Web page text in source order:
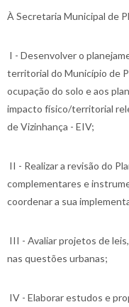
À Secretaria Municipal de
I - Desenvolver o
territorial do Município de
ocupação do solo e aos
impacto físico/territorial
de Vizinhança - EIV;
II - Realizar a revisão do
complementares e
coordenar a sua
III - Avaliar projetos de
nas questões urbanas;
IV - Elaborar estudos e